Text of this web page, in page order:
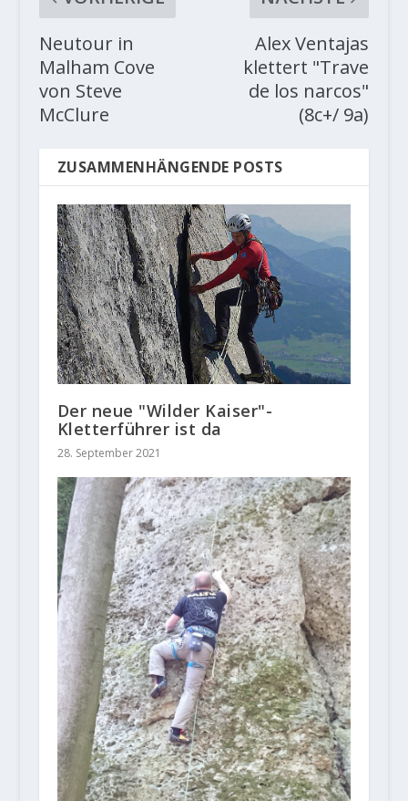
Neutour in
Malham Cove
von Steve
McClure
Alex Ventajas
klettert "Trave
de los narcos"
(8c+/ 9a)
ZUSAMMENHÄNGENDE POSTS
Der neue "Wilder Kaiser"-
Kletterführer ist da
28. September 2021